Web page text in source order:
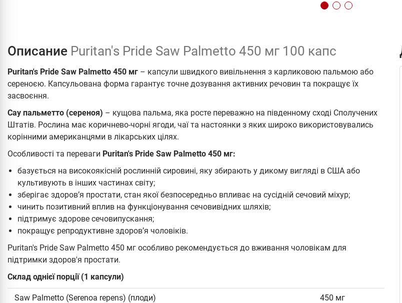
Описание Puritan's Pride Saw Palmetto 450 мг 100 капс
Puritan's Pride Saw Palmetto 450 мг – капсули швидкого вивільнення з карликовою пальмою або
сереноєю. Капсульована форма гарантує точне дозування активних речовин та покращує їх
засвоєння.
Сау пальметто (сереноя) – кущова пальма, яка росте переважно на південному сході Сполучених
Штатів. Рослина має коричнево-чорні ягоди, чаї та настоянки з яких широко використовувались
корінними американцями в лікарських цілях.
Особливості та переваги Puritan's Pride Saw Palmetto 450 мг:
базується на високоякісній рослинній сировині, яку збирають у дикому вигляді в США або
культивують в інших частинах світу;
зберігає здоров’я простати, стан якої безпосередньо впливає на сусідній сечовий міхур;
чинить позитивний вплив на функціонування сечовивідних шляхів;
підтримує здорове сечовипускання;
покращує репродуктивне здоров’я чоловіків.
Puritan's Pride Saw Palmetto 450 мг особливо рекомендується до вживання чоловікам для
підтримки здоров'я простати.
Склад однієї порції (1 капсули)
Saw Palmetto (Serenoa repens) (плоди) 450 мг